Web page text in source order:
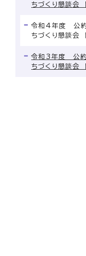
ちづくり懇談会
令和4年度 公約
ちづくり懇談会
令和3年度 公約
ちづくり懇談会